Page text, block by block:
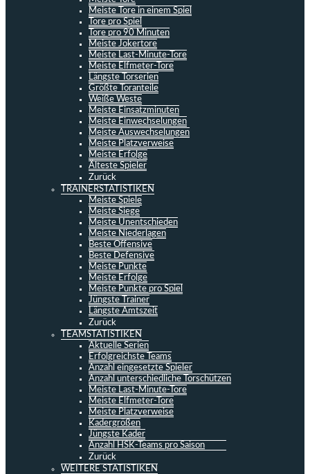
Meiste Tore in einem Spiel
Tore pro Spiel
Tore pro 90 Minuten
Meiste Jokertore
Meiste Last-Minute-Tore
Meiste Elfmeter-Tore
Längste Torserien
Größte Toranteile
Weiße Weste
Meiste Einsatzminuten
Meiste Einwechselungen
Meiste Auswechselungen
Meiste Platzverweise
Meiste Erfolge
Älteste Spieler
Zurück
TRAINERSTATISTIKEN
Meiste Spiele
Meiste Siege
Meiste Unentschieden
Meiste Niederlagen
Beste Offensive
Beste Defensive
Meiste Punkte
Meiste Erfolge
Meiste Punkte pro Spiel
Jüngste Trainer
Längste Amtszeit
Zurück
TEAMSTATISTIKEN
Aktuelle Serien
Erfolgreichste Teams
Anzahl eingesetzte Spieler
Anzahl unterschiedliche Torschützen
Meiste Last-Minute-Tore
Meiste Elfmeter-Tore
Meiste Platzverweise
Kadergrößen
Jüngste Kader
Anzahl HSK-Teams pro Saison
Zurück
WEITERE STATISTIKEN